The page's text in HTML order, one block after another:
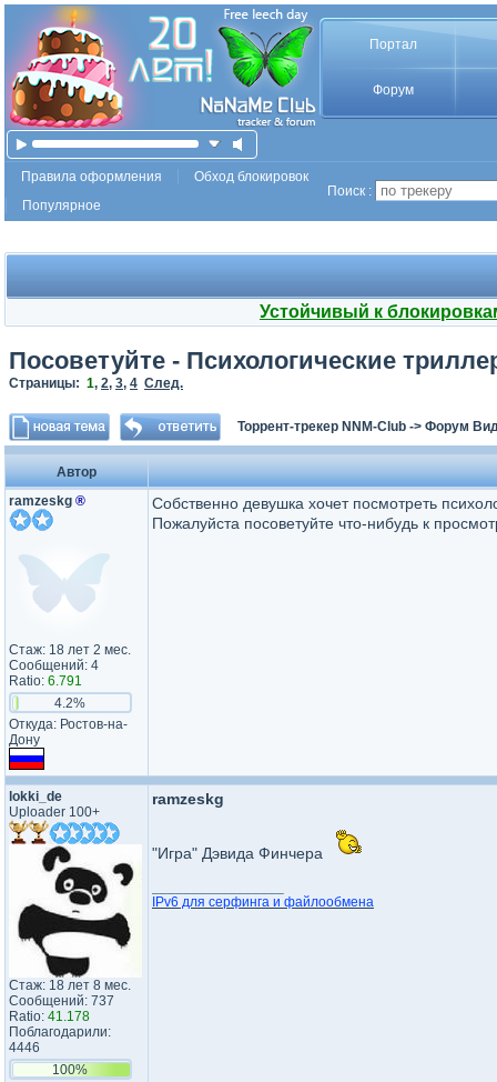
Портал
Форум
Правила оформления
Обход блокировок
Популярное
Поиск :
Устойчивый к
Посоветуйте - Психологические
Страницы: 1, 2, 3, 4 След.
Торрент-трекер NNM-Club -> Форум
Автор
ramzeskg ®
Стаж: 18 лет 2 мес.
Сообщений: 4
Ratio: 6.791
4.2%
Откуда: Ростов-на-
Дону
Собственно девушка хочет посмотреть
Пожалуйста посоветуйте что-нибудь к
lokki_de
Uploader 100+
Стаж: 18 лет 8 мес.
Сообщений: 737
Ratio: 41.178
Поблагодарили:
4446
100%
ramzeskg
"Игра" Дэвида Финчера
IPv6 для серфинга и файлообмена